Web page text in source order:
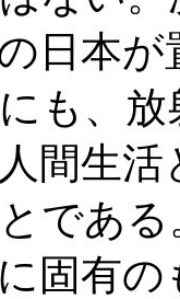
日本
も、
間生
であ
固有